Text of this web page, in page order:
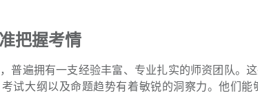
把握考情
普遍拥有一支经验丰富、专业扎实的师资团队。
试大纲以及命题趋势有着敏锐的洞察力。他们